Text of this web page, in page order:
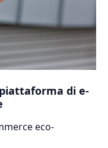
di e-
eco-